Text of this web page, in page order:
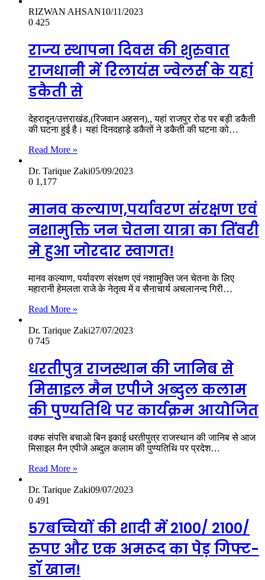
RIZWAN AHSAN10/11/2023
0 425
राज्य स्थापना दिवस की शुरुवात
राजधानी में रिलायंस ज्वेलर्स के यहां
डकैती से
देहरादून/उत्तराखंड,(रिजवान अहसन),, यहां राजपुर रोड पर बड़ी डकैती
की घटना हुई है। यहां दिनदहाड़े डकैतों ने डकैती की घटना को…
Read More »
Dr. Tarique Zaki05/09/2023
0 1,177
मानव कल्याण,पर्यावरण संरक्षण एवं
नशामुक्ति जन चेतना यात्रा का तिंवरी
मे हुआ जोरदार स्वागत!
मानव कल्याण, पर्यावरण संरक्षण एवं नशामुक्ति जन चेतना के लिए
महारानी हेमलता राजे के नेतृत्व में व सैनाचार्य अचलानन्द गिरी…
Read More »
Dr. Tarique Zaki27/07/2023
0 745
धरतीपुत्र राजस्थान की जानिब से
मिसाइल मैन एपीजे अब्दुल कलाम
की पुण्यतिथि पर कार्यक्रम आयोजित
वक्फ संपत्ति बचाओ बिन इकाई धरतीपुत्र राजस्थान की जानिब से आज
मिसाइल मैन एपीजे अब्दुल कलाम की पुण्यतिथि पर प्रदेश…
Read More »
Dr. Tarique Zaki09/07/2023
0 491
57बच्चियों की शादी में 2100/ 2100/
रुपए और एक अमरूद का पेड़ गिफ्ट-
डॉ खान!